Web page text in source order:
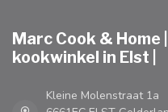
Marc Cook & Home
kookwinkel in Elst |
Kleine Molenstraat 1a